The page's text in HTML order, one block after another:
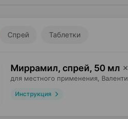
Спрей Таблетки
Миррамил, спрей, 50 мл ×
для местного применения,
Инструкция